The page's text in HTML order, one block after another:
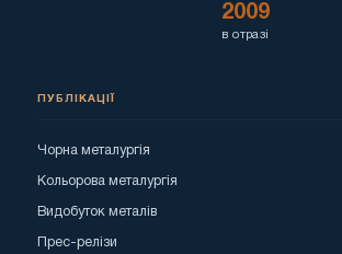
2009
в отразі
ПУБЛІКАЦІЇ
Чорна металургія
Кольорова металургія
Видобуток металів
Прес-релізи